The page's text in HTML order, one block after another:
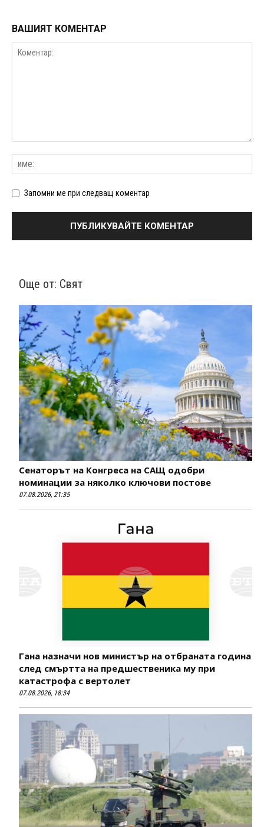
ВАШИЯТ КОМЕНТАР
Запомни ме при следващ коментар
Още от: Свят
Сенаторът на Конгреса на САЩ одобри
номинации за няколко ключови постове
07.08.2026, 21:35
Гана назначи нов министър на отбраната година
след смъртта на предшественика му при
катастрофа с вертолет
07.08.2026, 18:34